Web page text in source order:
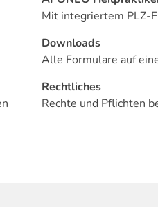
Mit integriertem PLZ-
Downloads
Alle Formulare auf
Rechtliches
Rechte und Pflichten